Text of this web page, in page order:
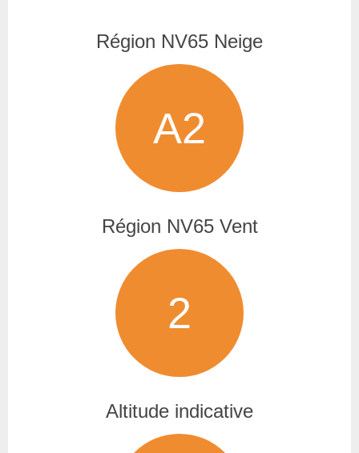
Région NV65 Neige
A2
Région NV65 Vent
2
Altitude indicative